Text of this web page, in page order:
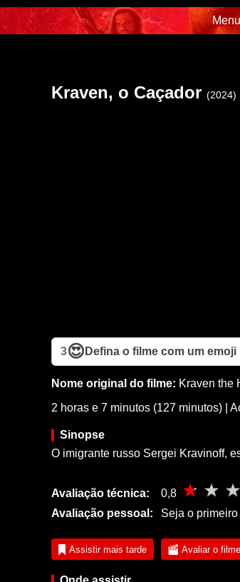
Menu
Kraven, o Caçador (2024)
3😍 Defina o filme com um emoji
Nome original do filme: Kraven the
2 horas e 7 minutos (127 minutos)
Sinopse
O imigrante russo Sergei Kravinoff,
Avaliação técnica: 0,8
Avaliação pessoal:
Seja o
Assistir mais tarde Avaliar o filme